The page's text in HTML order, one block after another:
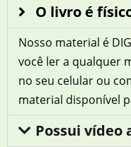
O livro é
Nosso material é
você ler a qualquer
no seu celular ou
material disponível
Possui vídeo